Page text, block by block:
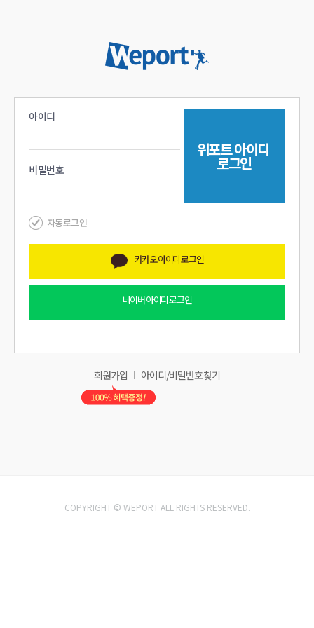
아이디
비밀번호
위포트아이디
로그인
자동로그인
카카오아이디 로그인
네이버아이디 로그인
회원가입 아이디/비밀번호 찾기
COPYRIGHT © WEPORT ALL RIGHTS RESERVED.